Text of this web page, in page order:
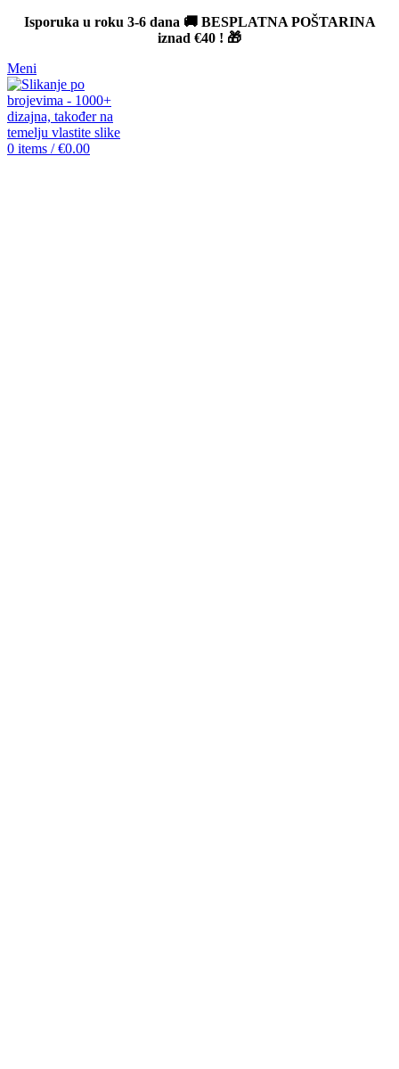
Isporuka u roku 3-6 dana 🚚 BESPLATNA POŠTARINA
iznad €40 ! 🎁
Meni
0 items / €0.00